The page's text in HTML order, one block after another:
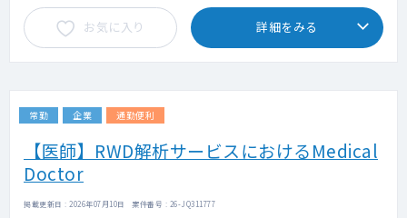
preclinical discoveries with clinical
application, working cross-functionally
and externally with key opinion leaders to
advance biomarker science. This is a highly
Lead biomarker strategies across projects
お気に入り 詳細をみる
常勤 企業 通勤便利
【医師】RWD解析サービスにおけるMedical
Doctor
掲載更新日 : 2026年07月10日 案件番号 : 26-JQ311777